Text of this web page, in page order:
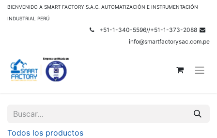
BIENVENIDO A SMART FACTORY S.A.C. AUTOMATIZACIÓN E INSTRUMENTACIÓN
INDUSTRIAL PERÚ
+51-1-340-5596//+51-1-373-2088
info@smartfactorysac.com.pe
Todos los productos